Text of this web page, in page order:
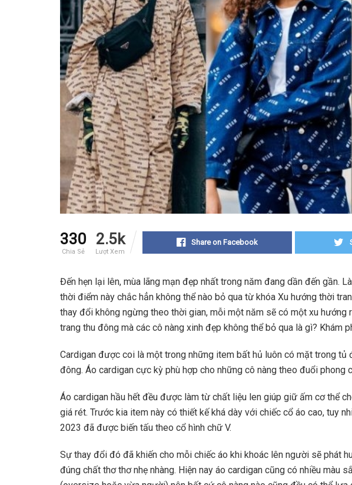
330
Chia Sẻ
2.5k
Lượt Xem
Share on Facebook
Đến hẹn lại lên, mùa lãng mạn đẹp nhất trong năm đang dần đến gần.
thời điểm này chắc hẳn không thể nào bỏ qua từ khóa Xu hướng thời
thay đổi không ngừng theo thời gian, mỗi một năm sẽ có một xu hướng
trang thu đông mà các cô nàng xinh đẹp không thể bỏ qua là gì? Khám
Cardigan được coi là một trong những item bất hủ luôn có mặt trong tủ
đông. Áo cardigan cực kỳ phù hợp cho những cô nàng theo đuổi phong
Áo cardigan hầu hết đều được làm từ chất liệu len giúp giữ ấm cơ thể
giá rét. Trước kia item này có thiết kế khá dày với chiếc cổ áo cao, tuy
2023 đã được biến tấu theo cổ hình chữ V.
Sự thay đổi đó đã khiến cho mỗi chiếc áo khi khoác lên người sẽ phát
đúng chất thơ thơ nhẹ nhàng. Hiện nay áo cardigan cũng có nhiều màu